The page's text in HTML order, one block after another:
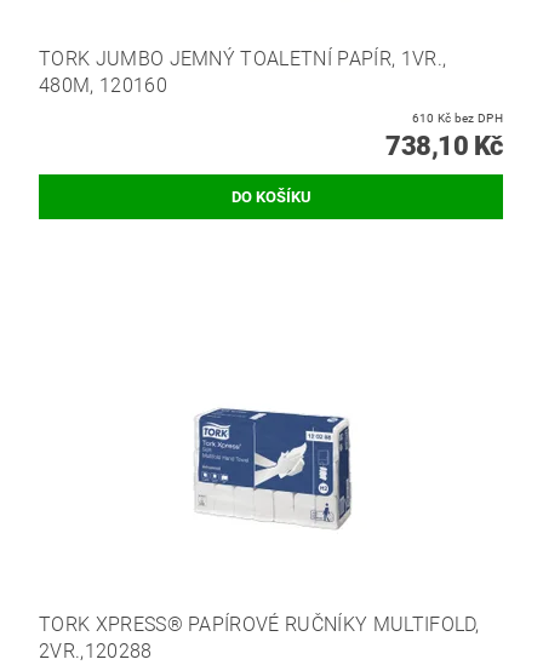
TORK JUMBO JEMNÝ TOALETNÍ PAPÍR, 1VR.,
480M, 120160
610 Kč bez DPH
738,10 Kč
TORK XPRESS® PAPÍROVÉ RUČNÍKY MULTIFOLD,
2VR.,120288